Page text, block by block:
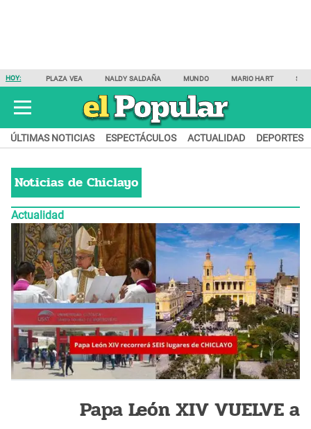
HOY: PLAZA VEA NALDY SALDAÑA MUNDO MARIO HART
ÚLTIMAS NOTICIAS ESPECTÁCULOS ACTUALIDAD DEPORTES
Noticias de Chiclayo
Actualidad
Papa León XIV VUELVE a